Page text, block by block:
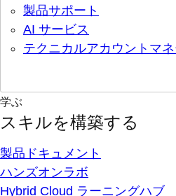
製品サポート
AI サービス
テクニカルアカウントマ
学ぶ
スキルを構築する
製品ドキュメント
ハンズオンラボ
Hybrid Cloud ラーニングハブ